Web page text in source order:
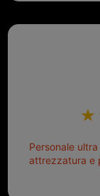
Personale
attrezzatura e